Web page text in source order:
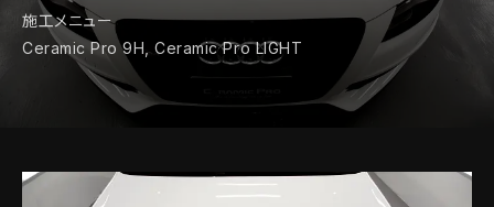
施工メニュー
Ceramic Pro 9H, Ceramic Pro LIGHT